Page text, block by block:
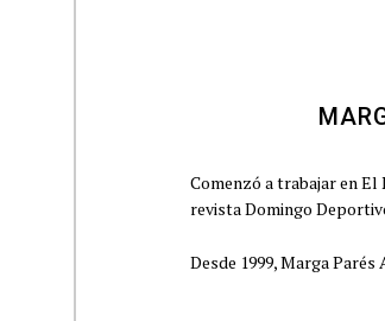
Comenzó a trabajar en El
revista Domingo
Desde 1999, Marga